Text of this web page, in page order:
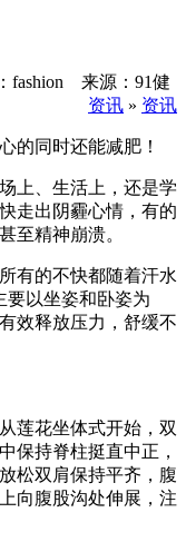
fashion 来源：91健
资讯 » 资讯
的同时还能减肥！
上、生活上，还是学
走出阴霾心情，有的
至精神崩溃。
有的不快都随着汗水
要以坐姿和卧姿为
效释放压力，舒缓不
莲花坐体式开始，双
保持脊柱挺直中正，
松双肩保持平齐，腹
向腹股沟处伸展，注